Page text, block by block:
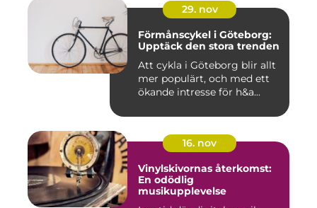
29. nov
Förmånscykel i Göteborg:
Upptäck den stora trenden
Att cykla i Göteborg blir allt
mer populärt, och med ett
ökande intresse för h&a...
16. nov
Vinylskivornas återkomst:
En odödlig
musikupplevelse